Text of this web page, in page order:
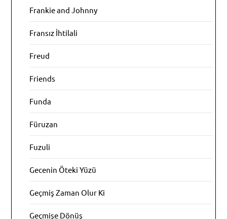
Frankie and Johnny
Fransız İhtilali
Freud
Friends
Funda
Füruzan
Fuzuli
Gecenin Öteki Yüzü
Geçmiş Zaman Olur Ki
Geçmişe Dönüş